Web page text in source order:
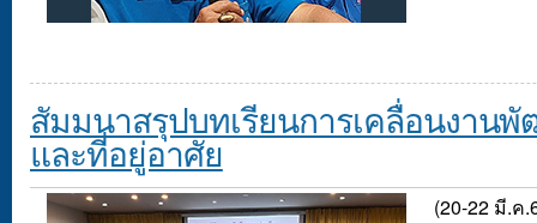
สัมมนาสรุปบทเรียนการเคลื่อนงา
และที่อยู่อาศัย
(20-22 มี.ค